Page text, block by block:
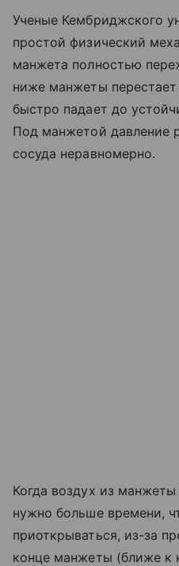
Ученые Кембриджского
простой физический
манжета полностью
ниже манжеты перестает
быстро падает до
Под манжетой давление
сосуда неравномерно.
Когда воздух из
нужно больше времени,
приоткрываться, из-за
конце манжеты (ближе к